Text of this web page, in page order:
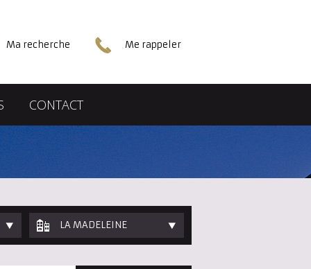
Me rappeler
Ma recherche
CONTACT
LA MADELEINE